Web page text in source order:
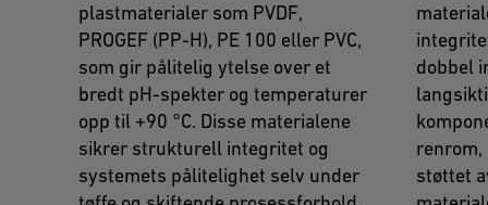
plastmaterialer som PVDF,
PROGEF (PP-H), PE 100 eller PVC,
som gir pålitelig ytelse over et
bredt pH-spekter og temperaturer
opp til +90 °C. Disse materialene
sikrer strukturell integritet og
systemets pålitelighet selv under
dobbel
renrom,
støttet